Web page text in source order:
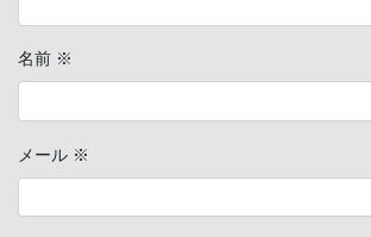
名前 ※
メール ※